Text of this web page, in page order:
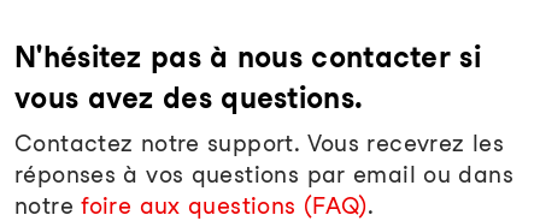
N'hésitez pas à nous contacter si
vous avez des questions.
Contactez notre support. Vous recevrez les
réponses à vos questions par email ou dans
notrefoire aux questions (FAQ).